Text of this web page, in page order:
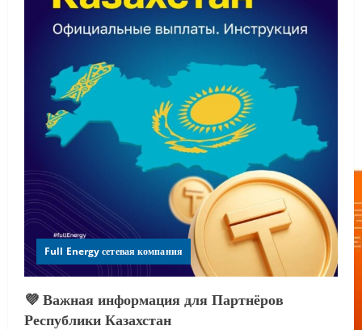
Full Energy сетевая компания
💜 Важная информация для Партнёров
Республики Казахстан